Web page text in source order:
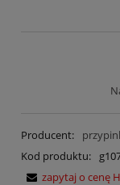
Producent:
Kod produktu:
zapytaj o cenę